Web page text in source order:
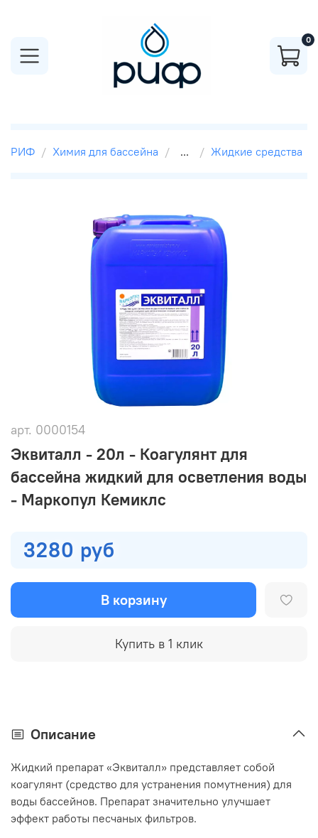
0
РИФ Химия для бассейна ... Жидкие средства
арт. 0000154
Эквиталл - 20л - Коагулянт для
бассейна жидкий для осветления воды
- Маркопул Кемиклс
3280 руб
В корзину
Купить в 1 клик
Описание
Жидкий препарат «Эквиталл» представляет собой
коагулянт (средство для устранения помутнения) для
воды бассейнов. Препарат значительно улучшает
эффект работы песчаных фильтров.